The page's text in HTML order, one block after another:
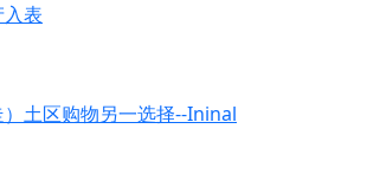
表
）土区购物另一选择--Ininal